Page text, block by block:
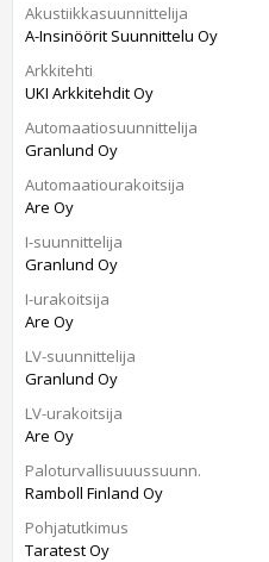
Akustiikkasuunnittelija
A-Insinöörit Suunnittelu Oy
Arkkitehti
UKI Arkkitehdit Oy
Automaatiosuunnittelija
Granlund Oy
Automaatiourakoitsija
Are Oy
I-suunnittelija
Granlund Oy
I-urakoitsija
Are Oy
LV-suunnittelija
Granlund Oy
LV-urakoitsija
Are Oy
Paloturvallisuuussuunn.
Ramboll Finland Oy
Pohjatutkimus
Taratest Oy